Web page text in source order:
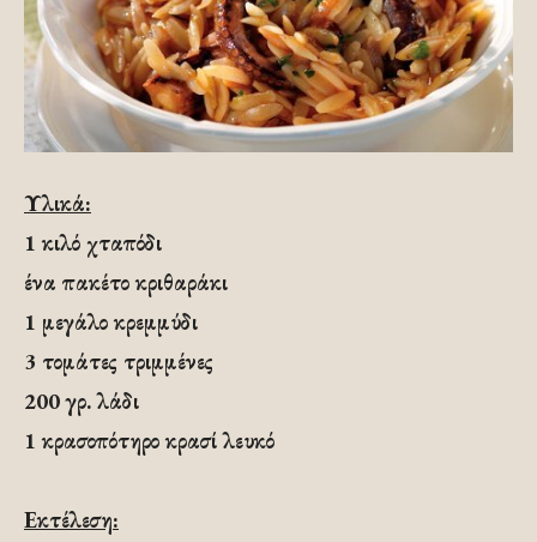
Υλικά:
1 κιλό χταπόδι
ένα πακέτο κριθαράκι
1 μεγάλο κρεμμύδι
3 τομάτες τριμμένες
200 γρ. λάδι
1 κρασοπότηρο κρασί λευκό
Εκτέλεση: